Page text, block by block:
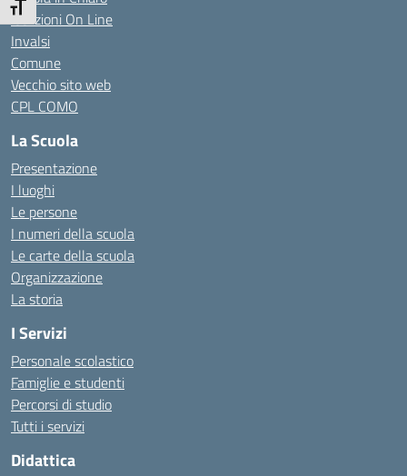
Attiva/disattiva dimensione testo
Iscrizioni On Line
Invalsi
Comune
Vecchio sito web
CPL COMO
La Scuola
Presentazione
I luoghi
Le persone
I numeri della scuola
Le carte della scuola
Organizzazione
La storia
I Servizi
Personale scolastico
Famiglie e studenti
Percorsi di studio
Tutti i servizi
Didattica